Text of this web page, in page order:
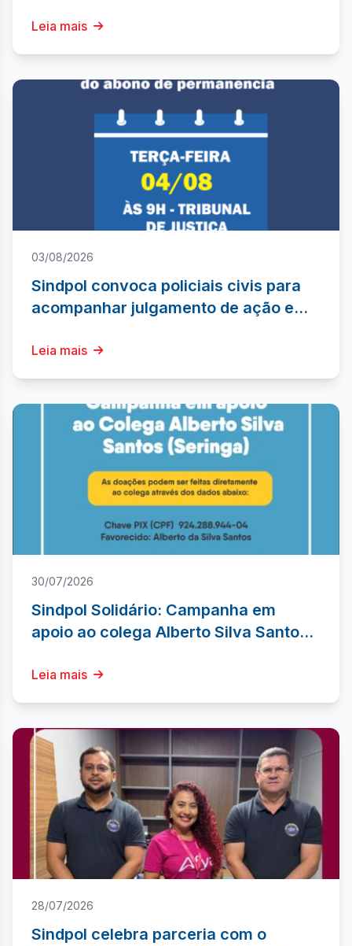
Leia mais
03/08/2026
Sindpol convoca policiais civis para
acompanhar julgamento de ação em
de permanência
Leia mais
30/07/2026
Sindpol Solidário: Campanha em
apoio ao colega Alberto Silva Santos
Leia mais
28/07/2026
Sindpol celebra parceria com o